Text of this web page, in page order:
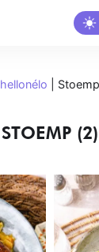
hellonélo Stoemp
STOEMP (2)